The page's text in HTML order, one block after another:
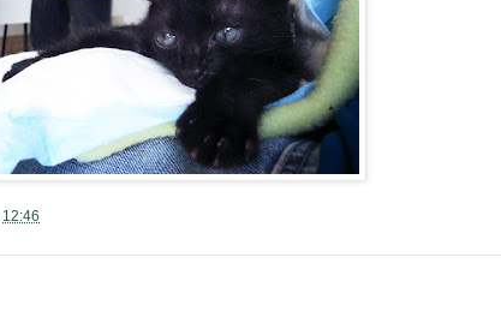
12:46